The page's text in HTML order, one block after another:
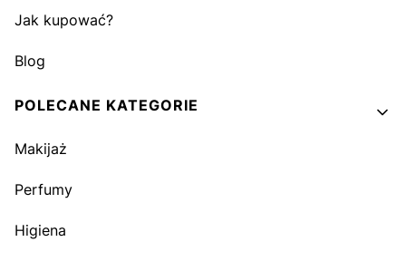
Jak kupować?
Blog
POLECANE KATEGORIE
Makijaż
Perfumy
Higiena